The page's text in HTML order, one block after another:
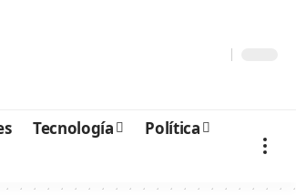
Tecnología
Política